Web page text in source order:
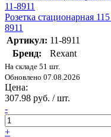
Розетка стационарная
8911
Артикул: 11-8911
Бренд:
Rexant
На складе 51 шт.
Обновлено 07.08.2026
Цена:
307.98 руб. / шт.
-
+